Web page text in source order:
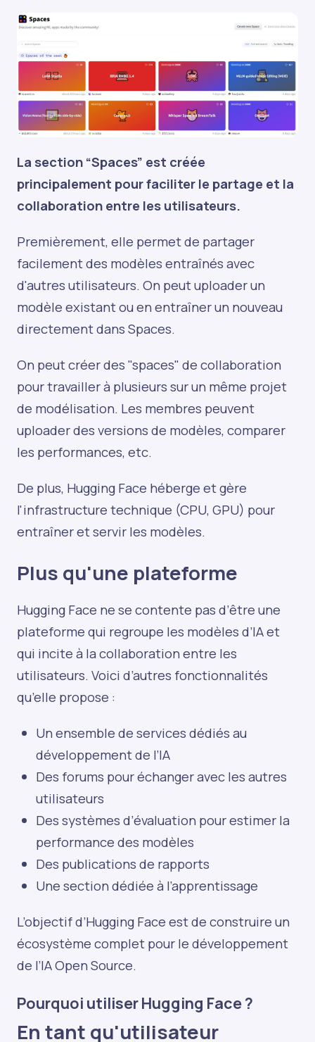
La section “Spaces” est créée
principalement pour faciliter le partage et la
collaboration entre les utilisateurs.
Premièrement, elle permet de partager
facilement des modèles entraînés avec
d'autres utilisateurs. On peut uploader un
modèle existant ou en entraîner un nouveau
directement dans Spaces.
On peut créer des "spaces" de collaboration
pour travailler à plusieurs sur un même projet
de modélisation. Les membres peuvent
uploader des versions de modèles, comparer
les performances, etc.
De plus, Hugging Face héberge et gère
l'infrastructure technique (CPU, GPU) pour
entraîner et servir les modèles.
Plus qu'une plateforme
Hugging Face ne se contente pas d’être une
plateforme qui regroupe les modèles d’IA et
qui incite à la collaboration entre les
utilisateurs. Voici d’autres fonctionnalités
qu’elle propose :
Un ensemble de services dédiés au
développement de l’IA
Des forums pour échanger avec les autres
utilisateurs
Des systèmes d’évaluation pour estimer la
performance des modèles
Des publications de rapports
Une section dédiée à l’apprentissage
L’objectif d’Hugging Face est de construire un
écosystème complet pour le développement
de l’IA Open Source.
Pourquoi utiliser Hugging Face ?
En tant qu'utilisateur